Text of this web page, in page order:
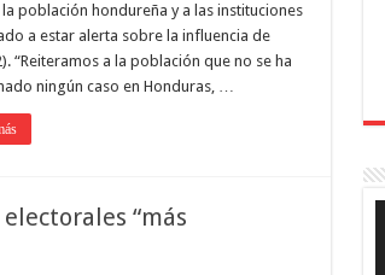
población hondureña y a las instituciones
a estar alerta sobre la influencia de
“Reiteramos a la población que no se ha
ningún caso en Honduras, …
“más